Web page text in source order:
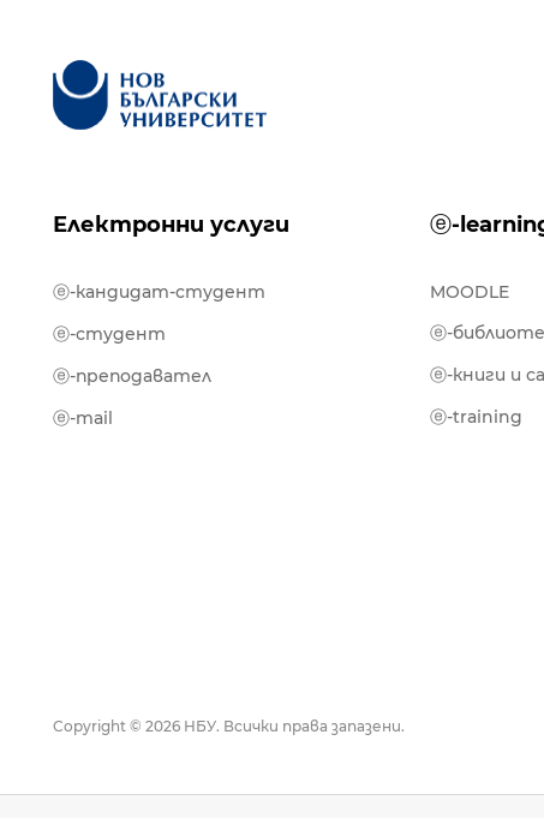
Електронни услуги ⓔ-
ⓔ-кандидат-студент
ⓔ-студент
ⓔ-преподавател
ⓔ-mail
MOODLE
ⓔ-
ⓔ-книги и
ⓔ-training
Copyright © 2026 НБУ. Всички права запазени.